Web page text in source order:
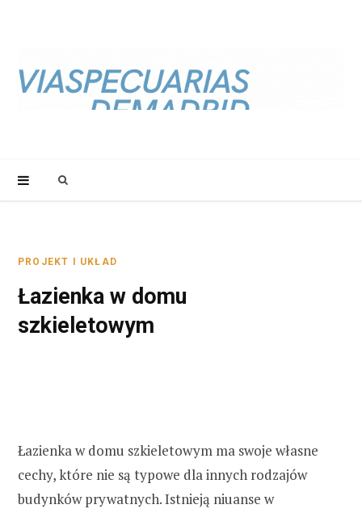
a
r
o
PROJEKT I UKŁAD
Łazienka w domu
szkieletowym
Łazienka w domu szkieletowym ma swoje własne
cechy, które nie są typowe dla innych rodzajów
budynków prywatnych. Istnieją niuanse w